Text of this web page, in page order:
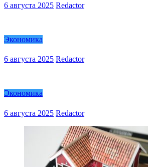
6 августа 2025 Redactor
Экономика
6 августа 2025 Redactor
Экономика
6 августа 2025 Redactor